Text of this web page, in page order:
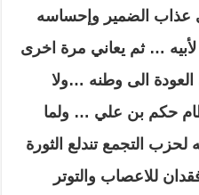
عذاب الضمير وإحساسه
لأبيه … ثم يعاني مرة اخرى
الى وطنه …ولا
حكم بن علي … ولما
التجمع تندلع الثورة
للاعصاب والتوتر